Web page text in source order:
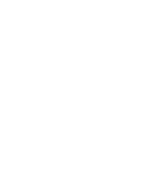
i Göteborg. Lisa är specialist
HR-transformation
tillväxt